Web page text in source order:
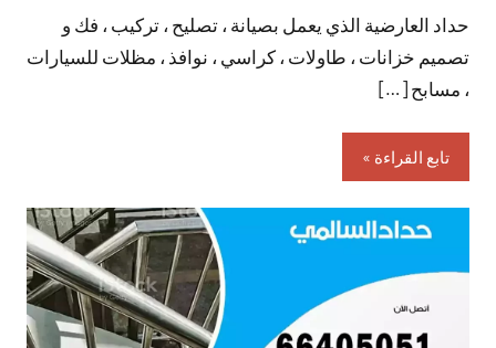
تعليقات
حداد العارضية الذي يعمل بصيانة ، تصليح ، تركيب ، فك و
تصميم خزانات ، طاولات ، كراسي ، نوافذ ، مظلات للسيارات
، مسابح […]
تابع القراءة